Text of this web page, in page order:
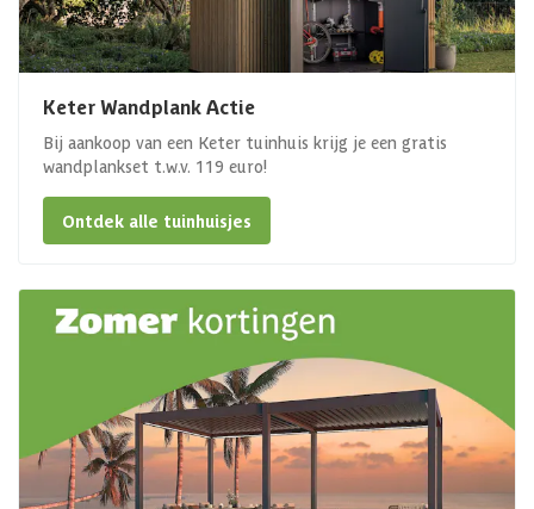
Keter Wandplank Actie
Bij aankoop van een Keter tuinhuis krijg je een gratis
wandplankset t.w.v. 119 euro!
Ontdek alle tuinhuisjes